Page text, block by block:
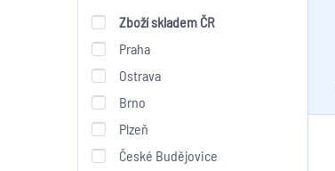
Zboží skladem ČR
Praha
Ostrava
Brno
Plzeň
České Budějovice